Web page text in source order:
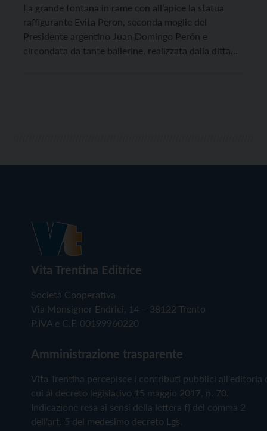
La grande fontana in rame con all’apice la statua
raffigurante Evita Peron, seconda moglie del
Presidente argentino Juan Domingo Perón e
circondata da tante ballerine, realizzata dalla ditta
Vita Trentina Editrice
Società Cooperativa
Via Monsignor Endrici, 14 – 38122 Trento
P.IVA e C.F. 00199960220
Amministrazione trasparente
Vita Trentina percepisce i contributi pubblici all'editoria
cui al decreto legislativo 15 maggio 2017, n. 70.
Indicazione resa ai sensi della lettera f) del comma 2
dell'art. 5 del medesimo decreto Lgs.